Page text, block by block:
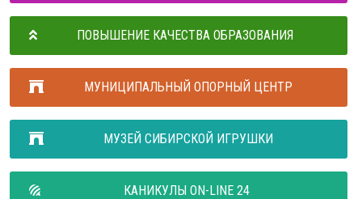
ПОВЫШЕНИЕ КАЧЕСТВА ОБРАЗОВАНИЯ
МУНИЦИПАЛЬНЫЙ ОПОРНЫЙ ЦЕНТР
МУЗЕЙ СИБИРСКОЙ ИГРУШКИ
КАНИКУЛЫ ON-LINE 24